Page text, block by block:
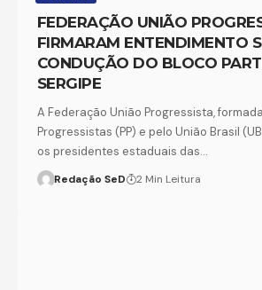
FEDERAÇÃO UNIÃO
FIRMARAM ENTENDIMENTO
CONDUÇÃO DO BLOCO
SERGIPE
A Federação União Progressista,
Progressistas (PP) e pelo União Brasil
os presidentes estaduais das…
Redação SeD 2 Min Leitura